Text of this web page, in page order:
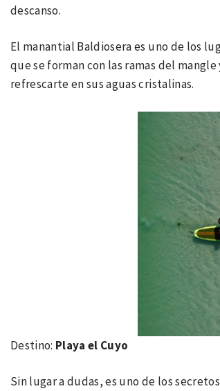
descanso.
El manantial Baldiosera es uno de los
que se forman con las ramas del
refrescarte en sus aguas cristalinas.
Destino: Playa el Cuyo
Sin lugar a dudas, es uno de los